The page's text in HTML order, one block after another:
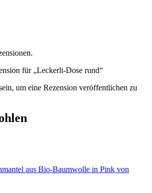
für „Leckerli-Dose rund“
um eine Rezension veröffentlichen zu